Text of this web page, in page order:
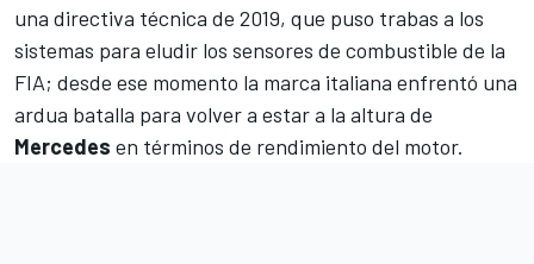
una directiva técnica de 2019, que puso trabas a los
sistemas para eludir los sensores de combustible de la
FIA; desde ese momento la marca italiana enfrentó una
ardua batalla para volver a estar a la altura de
Mercedes en términos de rendimiento del motor.